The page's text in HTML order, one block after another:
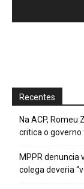
Recentes
Na ACP,
critica o governo
MPPR denuncia
colega deveria